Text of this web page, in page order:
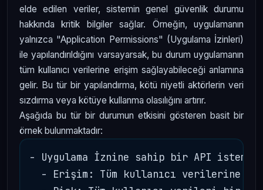
elde edilen veriler, sistemin genel güvenlik durumu
hakkında kritik bilgiler sağlar. Örneğin, uygulamanın
yalnızca "Application Permissions" (Uygulama İzinleri)
ile yapılandırıldığını varsayarsak, bu durum uygulamanın
tüm kullanıcı verilerine erişim sağlayabileceği anlamına
gelir. Bu tür bir yapılandırma, kötü niyetli aktörlerin veri
sızdırma veya kötüye kullanma olasılığını artırır.
Aşağıda bu tür bir durumun etkisini gösteren basit bir
örnek bulunmaktadır:
- Uygulama İznine sahip bir API
  - Erişim: Tüm kullanıcı verilerine.